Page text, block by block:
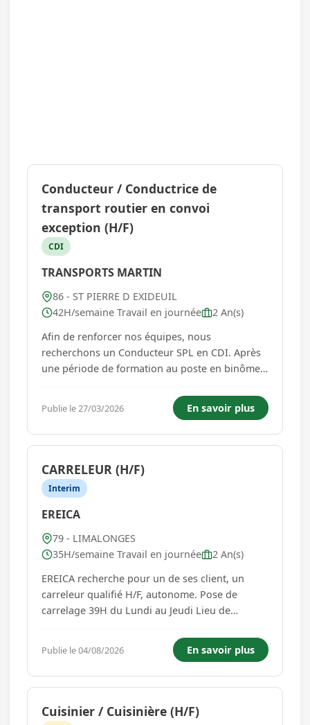
Conducteur / Conductrice de
transport routier en convoi
exception (H/F)
CDI
TRANSPORTS MARTIN
86 - ST PIERRE D EXIDEUIL
42H/semaine Travail en journée
2 An(s)
Afin de renforcer nos équipes, nous
recherchons un Conducteur SPL en CDI. Après
une période de formation au poste en binôme
: - Assurer le transport de marchandises gros
diamètre principalement en convoi
exceptionnel à destination de divers cli...
Publie le 27/03/2026 En savoir plus
CARRELEUR (H/F)
Interim
EREICA
79 - LIMALONGES
35H/semaine Travail en journée
2 An(s)
EREICA recherche pour un de ses client, un
carreleur qualifié H/F, autonome. Pose de
carrelage 39H du Lundi au Jeudi Lieu de
Publie le 04/08/2026 En savoir plus
Cuisinier / Cuisinière (H/F)